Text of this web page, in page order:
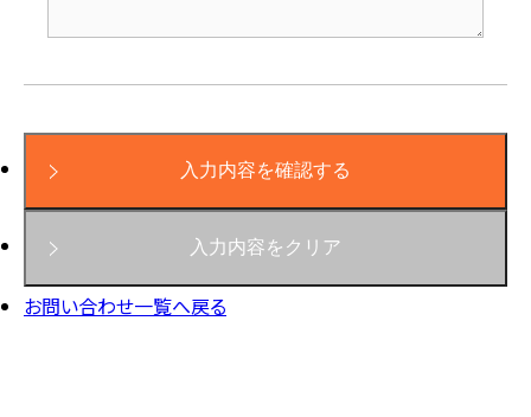
お問い合わせ一覧へ戻る